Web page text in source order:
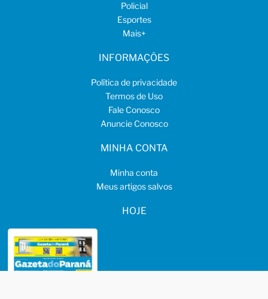
Policial
Esportes
Mais+
INFORMAÇÕES
Política de privacidade
Termos de Uso
Fale Conosco
Anuncie Conosco
MINHA CONTA
Minha conta
Meus artigos salvos
HOJE